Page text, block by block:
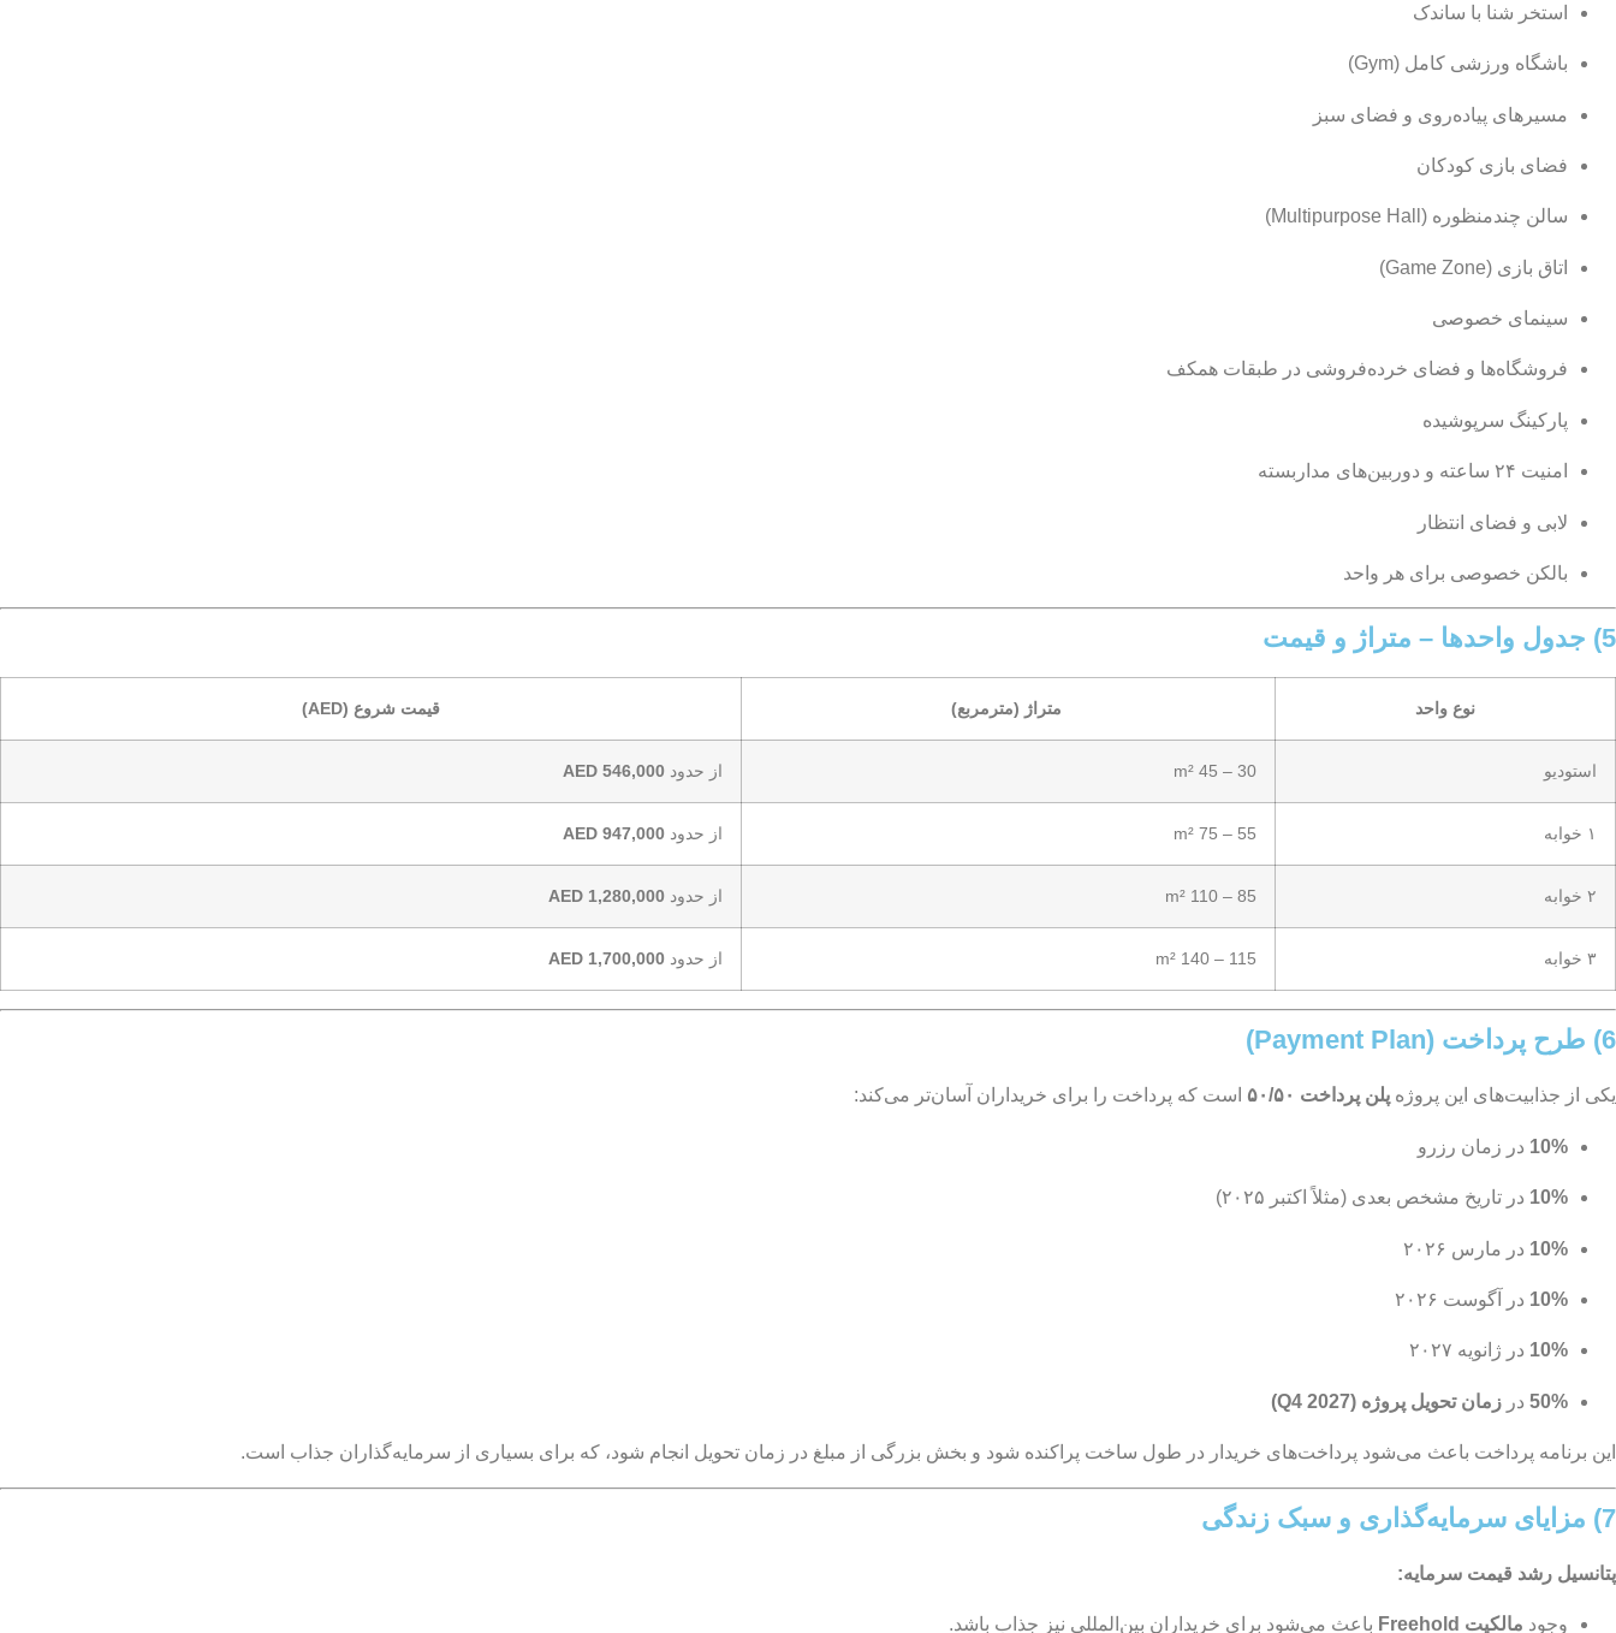
استخر شنا با ساندک
باشگاه ورزشی کامل (Gym)
مسیرهای پیاده‌روی و فضای سبز
فضای بازی کودکان
سالن چندمنظوره (Multipurpose Hall)
اتاق بازی (Game Zone)
سینمای خصوصی
فروشگاه‌ها و فضای خرده‌فروشی در طبقات همکف
پارکینگ سرپوشیده
امنیت ۲۴ ساعته و دوربین‌های مداربسته
لابی و فضای انتظار
بالکن خصوصی برای هر واحد
5) جدول واحدها – متراژ و قیمت
نوع واحد متراژ (مترمربع) قیمت شروع (AED)
استودیو 30 – 45 m² از حدود 546,000 AED
۱ خوابه 55 – 75 m² از حدود 947,000 AED
۲ خوابه 85 – 110 m² از حدود 1,280,000 AED
۳ خوابه 115 – 140 m² از حدود 1,700,000 AED
6) طرح پرداخت (Payment Plan)
یکی از جذابیت‌های این پروژه پلن پرداخت ۵۰/۵۰ است که پرداخت را برای خریداران آسان‌تر می‌کند:
10% در زمان رزرو
10% در تاریخ مشخص بعدی (مثلاً اکتبر ۲۰۲۵)
10% در مارس ۲۰۲۶
10% در آگوست ۲۰۲۶
10% در ژانویه ۲۰۲۷
50% در زمان تحویل پروژه (Q4 2027)
این برنامه پرداخت باعث می‌شود پرداخت‌های خریدار در طول ساخت پراکنده شود و بخش بزرگی از مبلغ در زمان تحویل انجام شود، که برای بسیاری از سرمایه‌گذاران جذاب است.
7) مزایای سرمایه‌گذاری و سبک زندگی
پتانسیل رشد قیمت سرمایه:
وجود مالکیت Freehold باعث می‌شود برای خریداران بین‌المللی نیز جذاب باشد.